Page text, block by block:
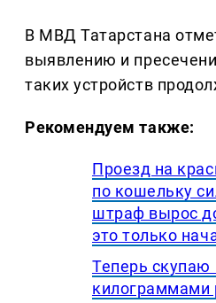
В МВД Татарстана
выявлению и
таких устройств
Рекомендуем также:
Проезд на
по кошельку
штраф вырос
это только
Теперь скупаю
килограммами